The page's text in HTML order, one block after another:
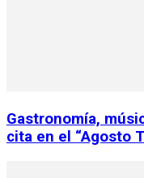
Gastronomía,
cita en el “Agosto